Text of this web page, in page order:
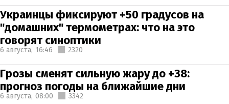
Украинцы фиксируют +50 градусов на
"домашних" термометрах: что на это
говорят синоптики
6 августа, 16:46 2320
Грозы сменят сильную жару до +38:
прогноз погоды на ближайшие дни
6 августа, 08:00 3342